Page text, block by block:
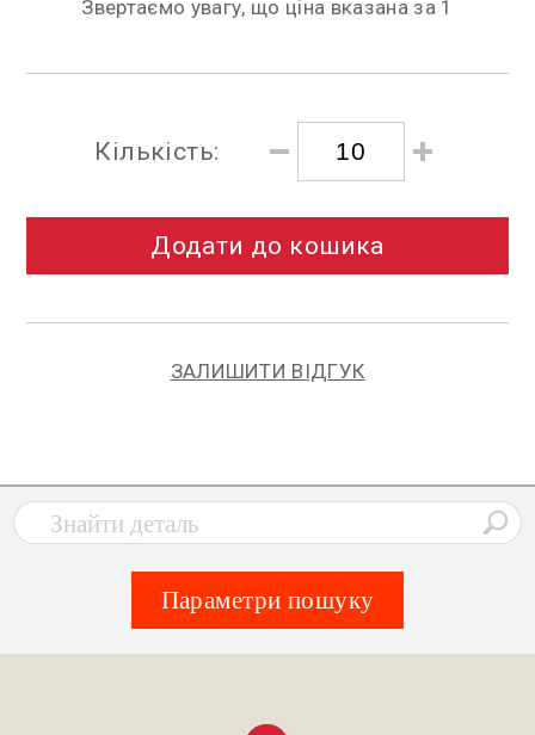
Звертаємо увагу, що ціна вказана за 1
Кількість:
Додати до кошика
ЗАЛИШИТИ ВІДГУК
Параметри пошуку